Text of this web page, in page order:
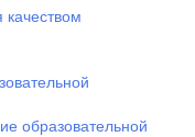
образовательной